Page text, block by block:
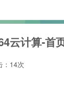
云计算-首
：14次